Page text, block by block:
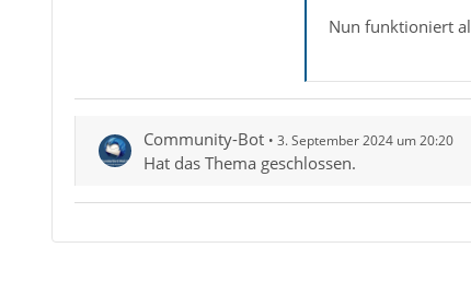
Nun funktioniert
Community-Bot 3. September 2024 um 20:20
Hat das Thema geschlossen.